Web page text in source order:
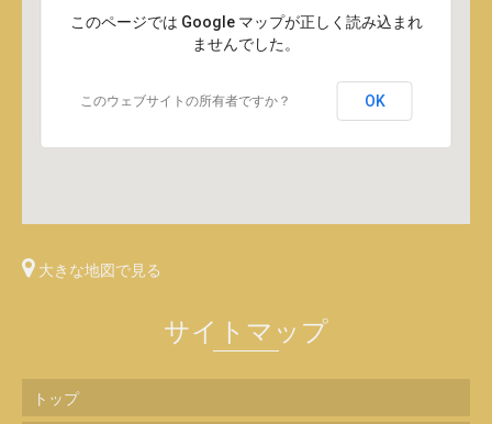
このページでは Google マップが正しく読み込まれ
ませんでした。
このウェブサイトの所有者ですか？ OK
大きな地図で見る
サイトマップ
トップ